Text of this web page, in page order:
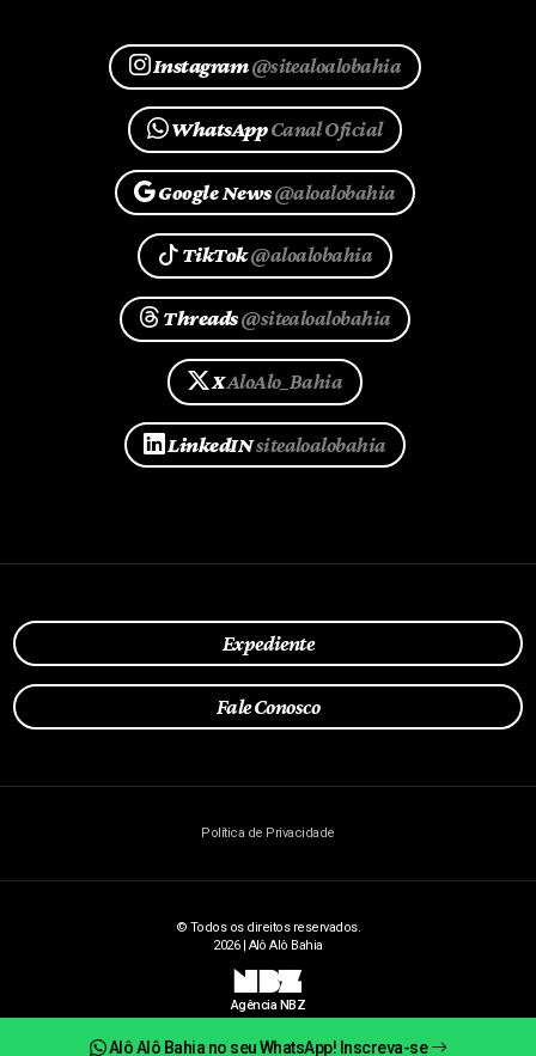
Alô Alô Bahia no seu WhatsApp! Inscreva-se
Instagram@sitealoalobahia
WhatsAppCanal Oficial
Google News@aloalobahia
TikTok@aloalobahia
Threads@sitealoalobahia
XAloAlo_Bahia
LinkedINsitealoalobahia
Expediente
Fale Conosco
Política de Privacidade
© Todos os direitos reservados.
2026 | Alô Alô Bahia
NBZ
Agência NBZ